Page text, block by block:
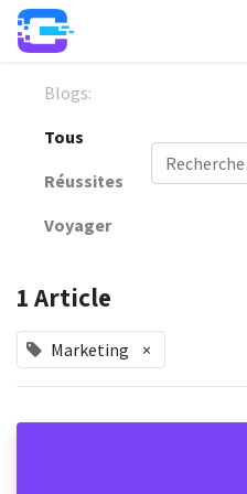
Blogs:
Tous
Réussites
Voyager
1 Article
Marketing ×